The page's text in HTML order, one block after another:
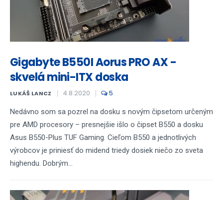
Gigabyte B550I Aorus PRO AX -
skvelá mini-ITX doska
LUKÁŠ LANCZ 4.8.2020 5
Nedávno som sa pozrel na dosku s novým čipsetom určeným
pre AMD procesory – presnejšie išlo o čipset B550 a dosku
Asus B550-Plus TUF Gaming. Cieľom B550 a jednotlivých
výrobcov je priniesť do midend triedy dosiek niečo zo sveta
highendu. Dobrým...